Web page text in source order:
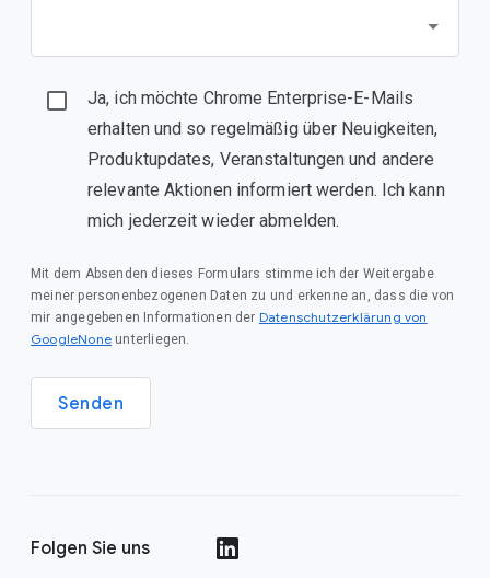
Ja, ich möchte Chrome Enterprise-E-Mails
erhalten und so regelmäßig über Neuigkeiten,
Produktupdates, Veranstaltungen und andere
relevante Aktionen informiert werden. Ich kann
mich jederzeit wieder abmelden.
Mit dem Absenden dieses Formulars stimme ich der Weitergabe
meiner personenbezogenen Daten zu und erkenne an, dass die von
mir angegebenen Informationen der Datenschutzerklärung von
GoogleNone unterliegen.
Senden
Folgen Sie uns